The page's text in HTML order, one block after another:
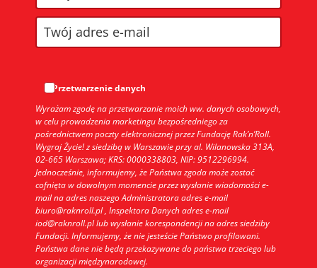
Przetwarzenie danych
Wyrażam zgodę na przetwarzanie moich ww. danych osobowych,
w celu prowadzenia marketingu bezpośredniego za
pośrednictwem poczty elektronicznej przez Fundację Rak’n’Roll.
Wygraj Życie! z siedzibą w Warszawie przy al. Wilanowska 313A,
02-665 Warszawa; KRS: 0000338803, NIP: 9512296994.
Jednocześnie, informujemy, że Państwa zgoda może zostać
cofnięta w dowolnym momencie przez wysłanie wiadomości e-
mail na adres naszego Administratora adres e-mail
biuro@raknroll.pl , Inspektora Danych adres e-mail
iod@raknroll.pl lub wysłanie korespondencji na adres siedziby
Fundacji. Informujemy, że nie jesteście Państwo profilowani.
Państwa dane nie będą przekazywane do państwa trzeciego lub
organizacji międzynarodowej.